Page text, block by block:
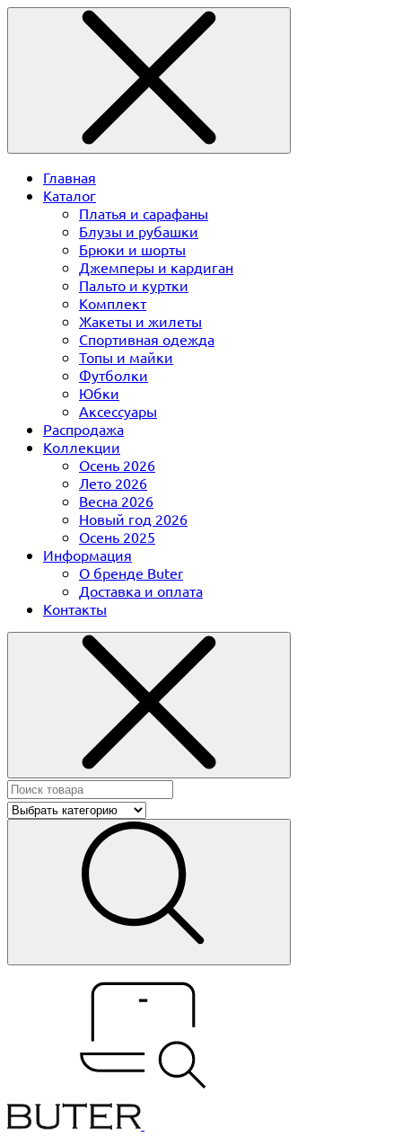
Главная
Каталог
Платья и сарафаны
Блузы и рубашки
Брюки и шорты
Джемперы и кардиган
Пальто и куртки
Комплект
Жакеты и жилеты
Спортивная одежда
Топы и майки
Футболки
Юбки
Аксессуары
Распродажа
Коллекции
Осень 2026
Лето 2026
Весна 2026
Новый год 2026
Осень 2025
Информация
О бренде Buter
Доставка и оплата
Контакты